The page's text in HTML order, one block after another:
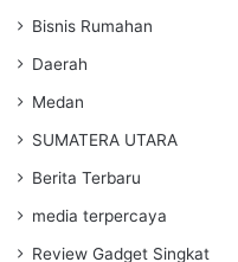
Bisnis Rumahan
Daerah
Medan
SUMATERA UTARA
Berita Terbaru
media terpercaya
Review Gadget Singkat